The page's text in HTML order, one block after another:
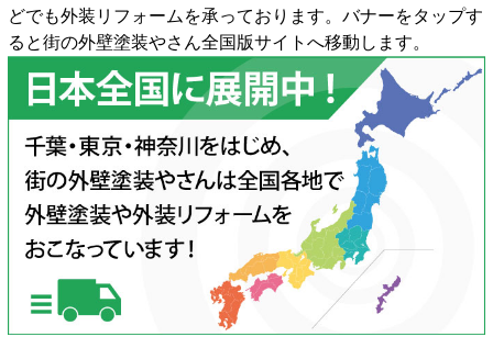
どでも外装リフォームを承っております。バナーをタップす
ると街の外壁塗装やさん全国版サイトへ移動します。